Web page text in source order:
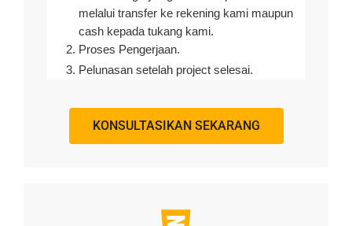
melalui transfer ke rekening kami maupun
cash kepada tukang kami.
Proses Pengerjaan.
Pelunasan setelah project selesai.
KONSULTASIKAN SEKARANG